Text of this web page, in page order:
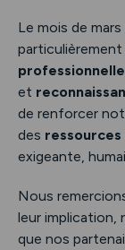
Le mois de
et
de renforcer
des ressources
exigeante,
Nous
leur implication,
que nos